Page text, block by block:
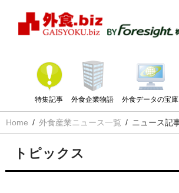
特集記事 外食企業物語 外食データの宝庫
Home 外食産業ニュース一覧 ニュース記
トピックス